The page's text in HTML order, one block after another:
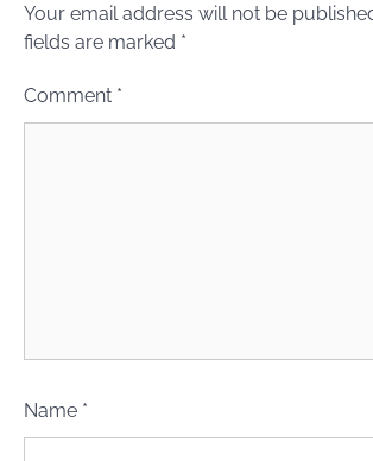
Your email address will not be
fields are marked *
Comment *
Name *